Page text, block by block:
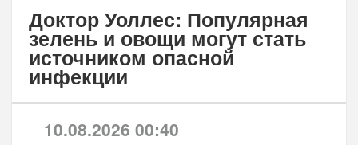
Доктор Уоллес: Популярная
зелень и овощи могут стать
источником опасной
инфекции
10.08.2026 00:40